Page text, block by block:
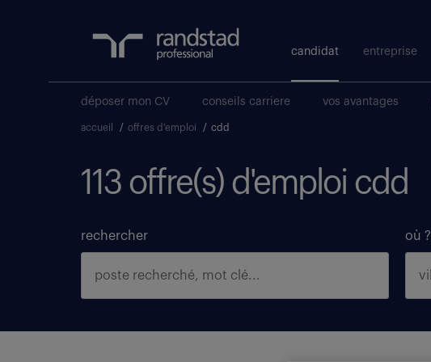
candidat entreprise
déposer mon CV conseils carriere vos avantages
accueil / offres d'emploi / cdd
113 offre(s) d'emploi cdd
rechercher où ?